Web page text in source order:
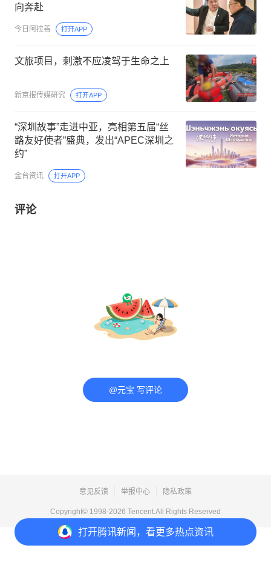
打开腾讯新闻，看更多热点资讯
向奔赴
今日阿拉善 打开APP
文旅项目，刺激不应凌驾于生命之上
新京报传媒研究 打开APP
“深圳故事”走进中亚，亮相第五届“丝
路友好使者”盛典，发出“APEC深圳之
约”
金台资讯 打开APP
评论
@元宝 写评论
意见反馈 举报中心 隐私政策
Copyright© 1998-2026 Tencent.All Rights Reserved